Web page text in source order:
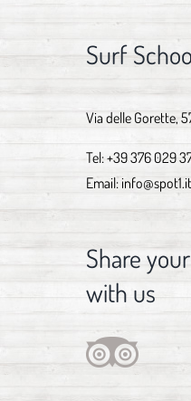
Surf
Via delle Gorette,
Tel:+39 376 029
Email: info@spot1.it
Share
with us